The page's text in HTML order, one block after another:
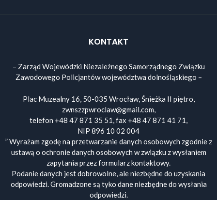
KONTAKT
– Zarząd Wojewódzki Niezależnego Samorządnego Związku
Zawodowego Policjantów województwa dolnośląskiego –
Plac Muzealny 16, 50-035 Wrocław, Śnieżka II piętro,
zwnszzpwroclaw@gmail.com,
telefon +48 47 871 35 51, fax +48 47 871 41 71,
NIP 896 10 02 004
” Wyrażam zgodę na przetwarzanie danych osobowych zgodnie z
ustawą o ochronie danych osobowych w związku z wysłaniem
zapytania przez formularz kontaktowy.
Podanie danych jest dobrowolne, ale niezbędne do uzyskania
odpowiedzi. Gromadzone są tyko dane niezbędne do wysłania
odpowiedzi.